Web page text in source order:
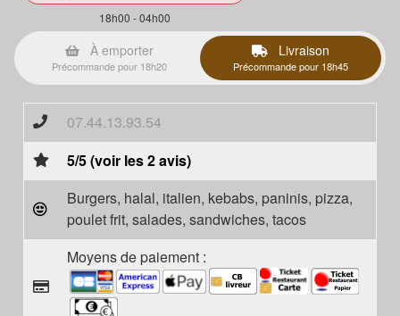
18h00 - 04h00
À emporter
Précommande pour 18h20
Livraison
Précommande pour 18h45
07.44.13.93.54
5/5 (voir les 2 avis)
Burgers, halal, italien, kebabs, paninis, pizza,
poulet frit, salades, sandwiches, tacos
Moyens de paiement :